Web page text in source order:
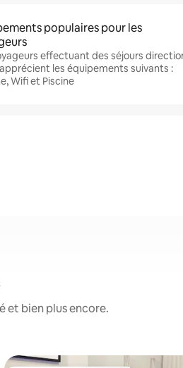
populaires pour les
effectuant des séjours
les équipements suivants :
Wifi et Piscine
et bien plus encore.